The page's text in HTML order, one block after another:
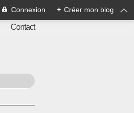
Connexion + Créer mon blog
Contact